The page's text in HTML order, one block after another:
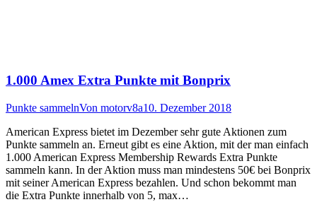
1.000 Amex Extra Punkte mit Bonprix
Punkte sammelnVon motorv8a10. Dezember 2018
American Express bietet im Dezember sehr gute Aktionen zum
Punkte sammeln an. Erneut gibt es eine Aktion, mit der man einfach
1.000 American Express Membership Rewards Extra Punkte
sammeln kann. In der Aktion muss man mindestens 50€ bei Bonprix
mit seiner American Express bezahlen. Und schon bekommt man
die Extra Punkte innerhalb von 5, max…